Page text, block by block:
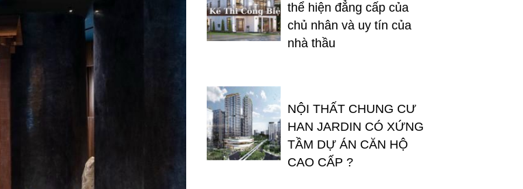
thể hiện đẳng cấp của
chủ nhân và uy tín của
nhà thầu
NỘI THẤT CHUNG CƯ
HAN JARDIN CÓ XỨNG
TẦM DỰ ÁN CĂN HỘ
CAO CẤP ?